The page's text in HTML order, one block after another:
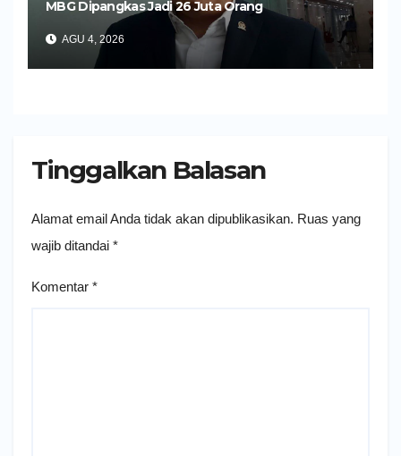
MBG Dipangkas Jadi 26 Juta Orang
AGU 4, 2026
Tinggalkan Balasan
Alamat email Anda tidak akan dipublikasikan. Ruas yang
wajib ditandai *
Komentar *